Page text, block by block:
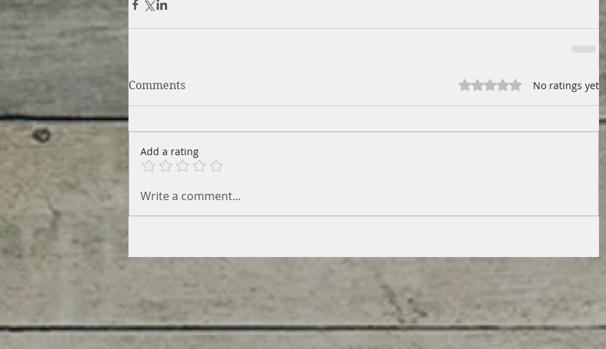
Comments Rated 0 out of 5 stars.No ratings yet
Add a rating
Write a comment...